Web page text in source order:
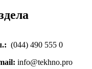
(044) 490 555 0
info@tekhno.pro